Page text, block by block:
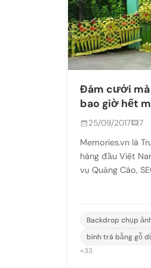
Đám cưới
bao giờ hết
cưới Miền
handmade
25/09/2017 7
Memories.vn là
hàng đầu Việt
vụ Quảng Cáo,
Backdrop chụp
bình trà bằng gỗ
+33